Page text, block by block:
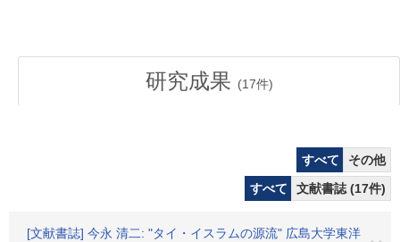
研究成果 (17件)
すべて
その他
すべて
文献書誌 (17件)
[文献書誌] 今永 清二: "タイ・イスラムの源流" 広島大学東洋